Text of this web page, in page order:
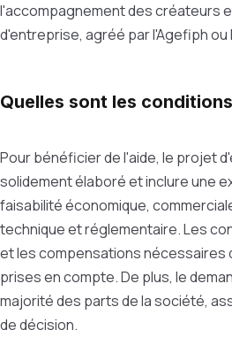
l'accompagnement des créateurs
d'entreprise, agréé par l'Agefiph ou
Quelles sont les
Pour bénéficier de l'aide, le projet
solidement élaboré et inclure une
faisabilité économique,
technique et réglementaire. Les
et les compensations nécessaires
prises en compte. De plus, le
majorité des parts de la société,
de décision.